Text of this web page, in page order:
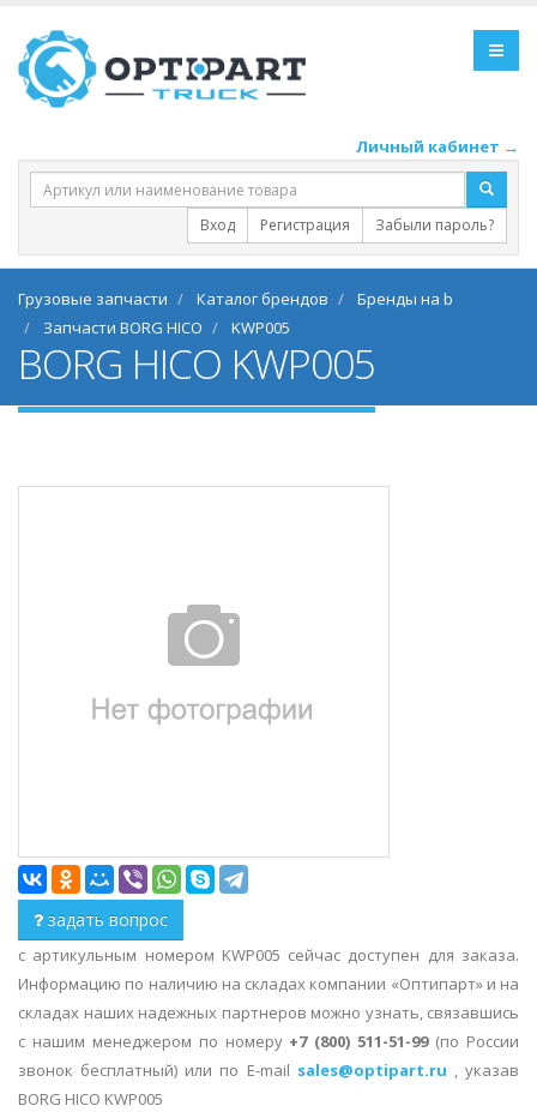
Личный кабинет →
Вход Регистрация Забыли пароль?
Грузовые запчасти Каталог брендов
Бренды на b
Запчасти BORG HICO
KWP005
BORG HICO KWP005
задать вопрос
с артикульным номером KWP005 сейчас доступен для заказа.
Информацию по наличию на складах компании «Оптипарт» и на
складах наших надежных партнеров можно узнать, связавшись
с нашим менеджером по номеру +7 (800) 511-51-99(по России
звонок бесплатный) или по E-mail sales@optipart.ru , указав
BORG HICO KWP005